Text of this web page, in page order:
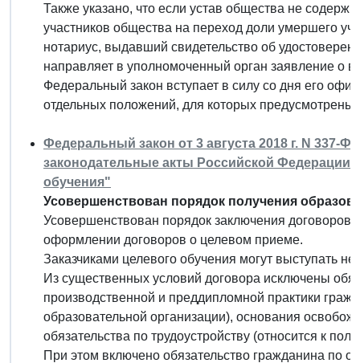
Также указано, что если устав общества не
участников общества на переход доли умершего
нотариус, выдавший свидетельство об
направляет в уполномоченный орган заявление о
Федеральный закон вступает в силу со дня его
отдельных положений, для которых предусмотрены
Федеральный закон от 3 августа 2018 г. N 337-
законодательные акты Российской Федерации
обучения"
Усовершенствован порядок получения
Усовершенствован порядок заключения
оформлении договоров о целевом приеме.
Заказчиками целевого обучения могут выступать
Из существенных условий договора исключены
производственной и преддипломной практики
образовательной организации), основания
обязательства по трудоустройству (относится к
При этом включено обязательство гражданина по